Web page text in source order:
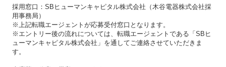
採用窓口：SBヒューマンキャピタル株式会社（木谷電器株式会社採
用事務局）
※上記転職エージェントが応募受付窓口となります。
※エントリー後の流れについては、転職エージェントである「SBヒ
ューマンキャピタル株式会社」を通してご連絡させていただきま
す。